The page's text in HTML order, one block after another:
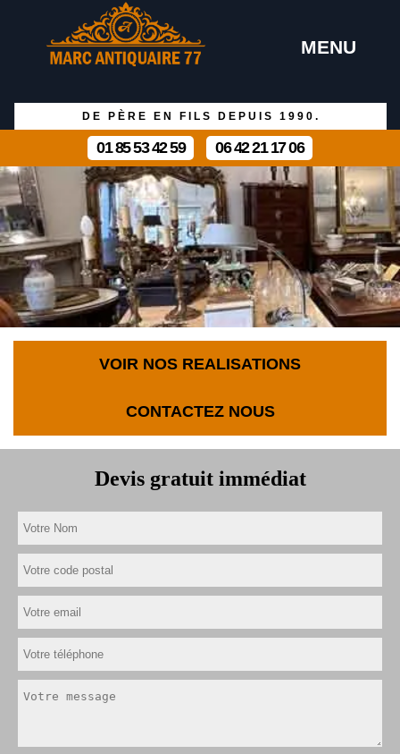
MENU
DE PÈRE EN FILS DEPUIS 1990.
01 85 53 42 59 06 42 21 17 06
VOIR NOS REALISATIONS
CONTACTEZ NOUS
Devis gratuit immédiat